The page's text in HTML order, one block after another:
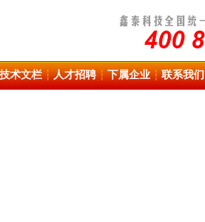
术文栏┆人才招聘┆下属企业┆联系我们